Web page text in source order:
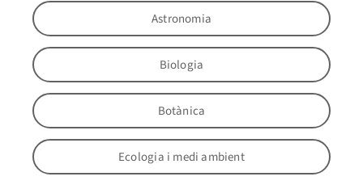
Astronomia
Biologia
Botànica
Ecologia i medi ambient